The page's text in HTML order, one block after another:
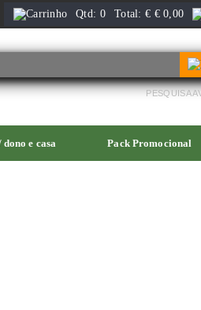
Qtd: 0 Total: € € 0,00
PESQUISA
dono e casa Pack Promocional